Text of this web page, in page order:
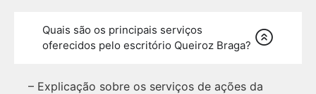
Quais são os principais serviços
oferecidos pelo escritório Queiroz Braga?
– Explicação sobre os serviços de ações da